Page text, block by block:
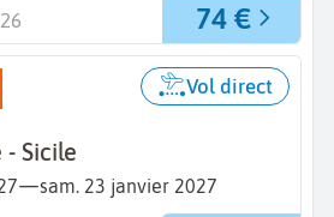
74 €
- Sicile
—sam. 23 janvier 2027
Vol direct